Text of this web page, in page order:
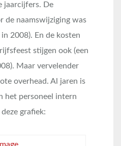
jaarcijfers. De
de naamswijziging was
2008). En de kosten
stijgen ook (een
Maar vervelender
overhead. Al jaren is
het personeel intern
grafiek: